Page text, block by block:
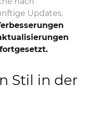
Updates.
Stil in der